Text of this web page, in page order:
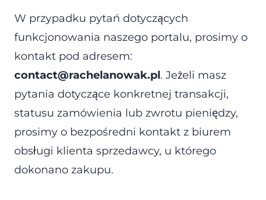
W przypadku pytań dotyczących
funkcjonowania naszego portalu, prosimy o
kontakt pod adresem:
contact@rachelanowak.pl. Jeżeli masz
pytania dotyczące konkretnej transakcji,
statusu zamówienia lub zwrotu pieniędzy,
prosimy o bezpośredni kontakt z biurem
obsługi klienta sprzedawcy, u którego
dokonano zakupu.